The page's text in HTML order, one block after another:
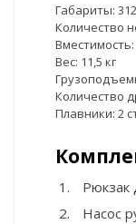
Габариты:
Количество
Вес: 11,5 кг
Количество
Плавники: 2
Рюкзак
Насос